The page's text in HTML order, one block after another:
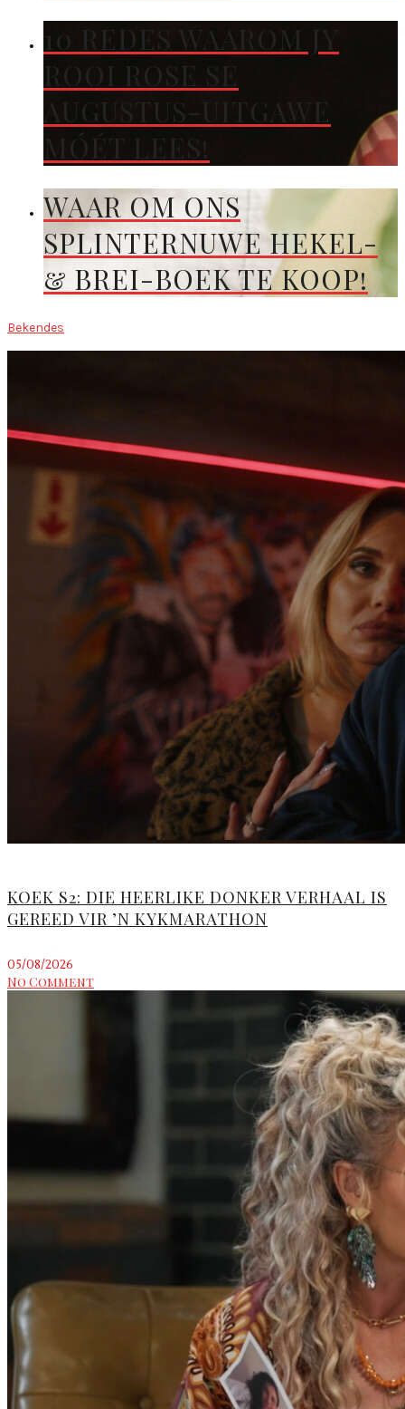
10 REDES WAAROM JY
ROOI ROSE SE
AUGUSTUS-UITGAWE
MÓÉT LEES!
WAAR OM ONS
SPLINTERNUWE HEKEL-
& BREI-BOEK TE KOOP!
Bekendes
KOEK S2: DIE HEERLIKE DONKER VERHAAL IS
GEREED VIR ’N KYKMARATHON
05/08/2026
No Comment